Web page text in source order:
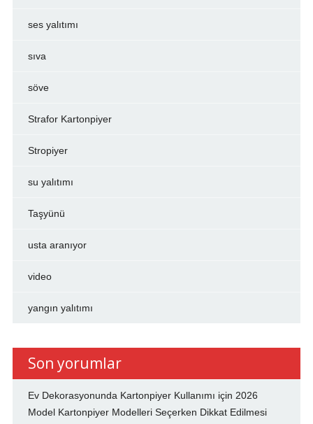
ses yalıtımı
sıva
söve
Strafor Kartonpiyer
Stropiyer
su yalıtımı
Taşyünü
usta aranıyor
video
yangın yalıtımı
Son yorumlar
Ev Dekorasyonunda Kartonpiyer Kullanımı için 2026
Model Kartonpiyer Modelleri Seçerken Dikkat Edilmesi